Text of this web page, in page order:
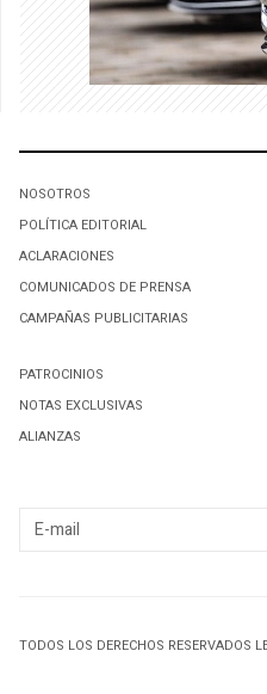
NOSOTROS
POLÍTICA EDITORIAL
ACLARACIONES
COMUNICADOS DE PRENSA
CAMPAÑAS PUBLICITARIAS
PATROCINIOS
NOTAS EXCLUSIVAS
ALIANZAS
TODOS LOS DERECHOS RESERVADOS